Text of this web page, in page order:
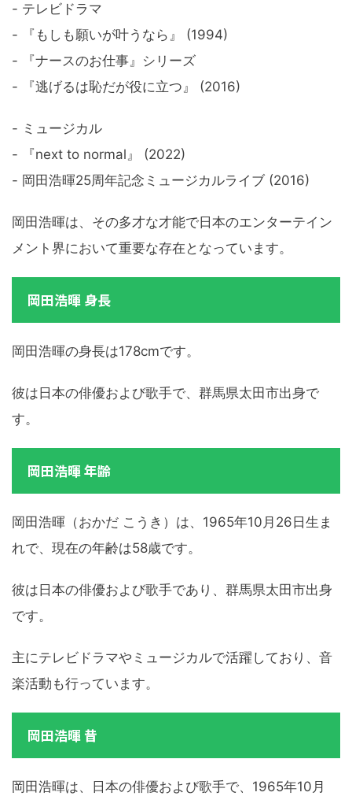
- テレビドラマ
- 『もしも願いが叶うなら』 (1994)
- 『ナースのお仕事』シリーズ
- 『逃げるは恥だが役に立つ』 (2016)
- ミュージカル
- 『next to normal』 (2022)
- 岡田浩暉25周年記念ミュージカルライブ (2016)
岡田浩暉は、その多才な才能で日本のエンターテイン
メント界において重要な存在となっています。
岡田浩暉 身長
岡田浩暉の身長は178cmです。
彼は日本の俳優および歌手で、群馬県太田市出身で
す。
岡田浩暉 年齢
岡田浩暉（おかだ こうき）は、1965年10月26日生ま
れで、現在の年齢は58歳です。
彼は日本の俳優および歌手であり、群馬県太田市出身
です。
主にテレビドラマやミュージカルで活躍しており、音
楽活動も行っています。
岡田浩暉 昔
岡田浩暉は、日本の俳優および歌手で、1965年10月